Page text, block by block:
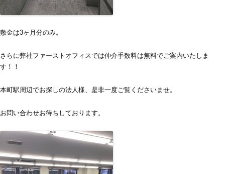
敷金は3ヶ月分のみ。
さらに弊社ファーストオフィスでは仲介手数料は無料でご案内いたしま
す！！
本町駅周辺でお探しの法人様、是非一度ご覧くださいませ。
お問い合わせお待ちしております。